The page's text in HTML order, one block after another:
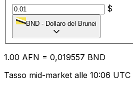
$
BND - Dollaro del Brunei
1.00 AFN = 0,019557 BND
Tasso mid-market alle 10:06 UTC